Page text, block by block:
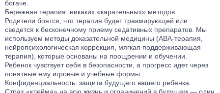
Лечение от Мефедрона
Лечение от Лирики
Лечение от Экстази
Лечение от Фенозепама
Лечение от Бутирата
Лечение от Кокаина
Кодирование Агломиналом
Электроимпульсная терапия
Кодирование Током
Кодирование Селинкро
Кодирование Колме
Кодирование SITMST
Витамерц Депо
Лечение панических атак
Лечение раздражительности
Лечение ПТСР
Лечение гиперактивности
Лечение деменции
Лечение дистимии
богаче.
Бережная терапия: никаких «карательных» методов.
Родители боятся, что терапия будет травмирующей или
сведется к бесконечному приему седативных препаратов. Мы
используем методы доказательной медицины (АВА-терапия,
нейропсихологическая коррекция, мягкая поддерживающая
терапия), которые основаны на поощрении и обучении.
Ребенок чувствует себя в безопасности, а прогресс идет через
понятные ему игровые и учебные формы.
Конфиденциальность: защита будущего вашего ребенка.